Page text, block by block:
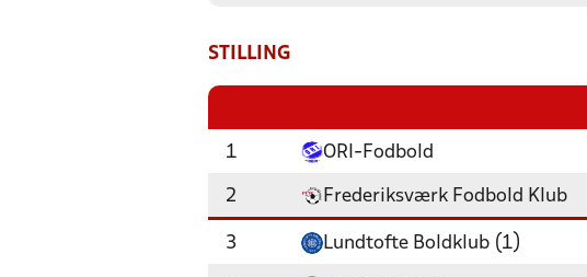
STILLING
1 ORI-Fodbold
2 Frederiksværk Fodbold Klub
3 Lundtofte Boldklub (1)